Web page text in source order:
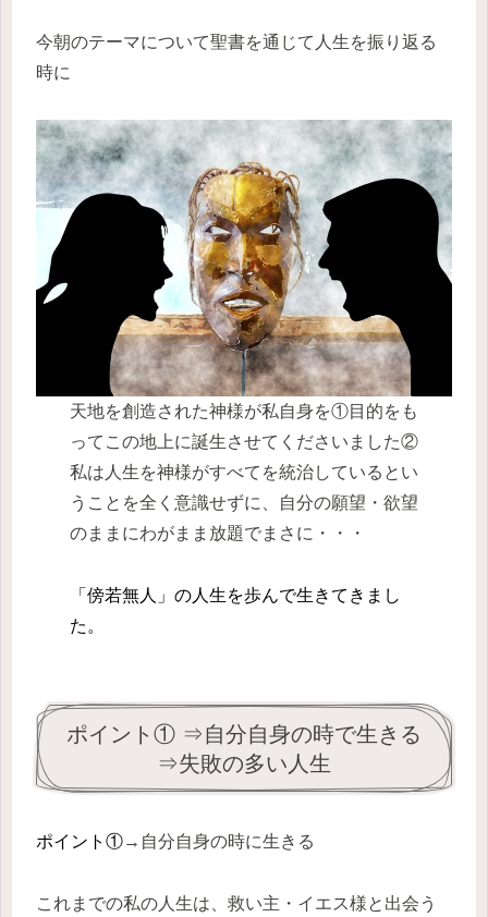
今朝のテーマについて聖書を通じて人生を振り返る
時に
天地を創造された神様が私自身を①目的をも
ってこの地上に誕生させてくださいました②
私は人生を神様がすべてを統治しているとい
うことを全く意識せずに、自分の願望・欲望
のままにわがまま放題でまさに・・・
「傍若無人 」の人生を歩んで生きてきまし
た 。
ポイント① ⇒自分自身の時で生きる
⇒失敗の多い人生
ポイント①→自分自身の時に生きる
これまでの私の人生は、救い主・イエス様と出会う